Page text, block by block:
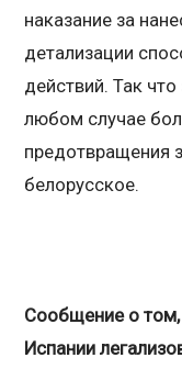
наказание за
детализации
действий. Так
любом случае
предотвращения
белорусское.
Сообщение о
Испании